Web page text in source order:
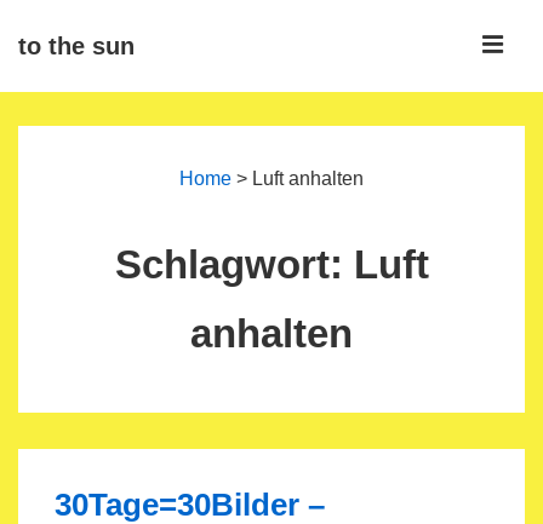
Zumto the sun
Home > Luft anhalten
Schlagwort: Luft
anhalten
30Tage=30Bilder –